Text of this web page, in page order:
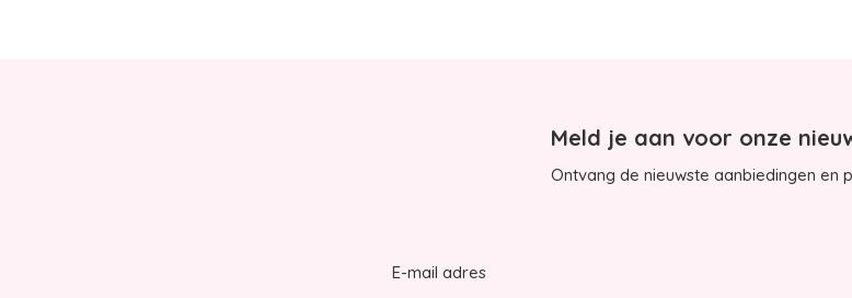
Meld je aan voor onze
Ontvang de nieuwste aanbiedingen en